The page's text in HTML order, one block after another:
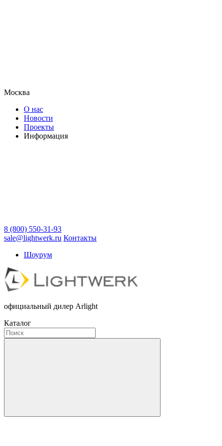
Москва
О нас
Новости
Проекты
Информация
8 (800) 550-31-93
sale@lightwerk.ru Контакты
Шоурум
официальный дилер Arlight
Каталог